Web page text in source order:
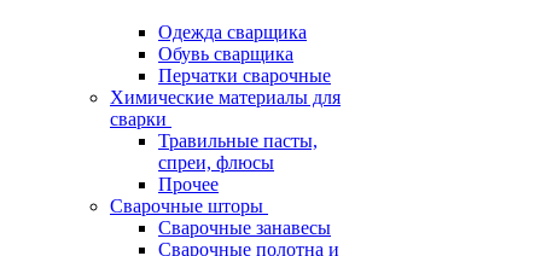
Одежда сварщика
Обувь сварщика
Перчатки сварочные
Химические материалы для
сварки
Травильные пасты,
спреи, флюсы
Прочее
Сварочные шторы
Сварочные занавесы
Сварочные полотна и